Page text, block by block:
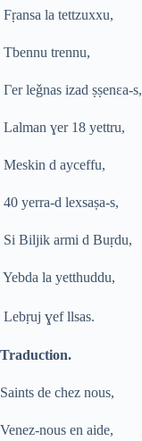
Fṛansa la tettzuxxu,
Tbennu trennu,
Γer leǧnas izad ṣṣenɛa-s,
Lalman ɣer 18 yettru,
Meskin d ayceffu,
40 yerra-d lexsaṣa-s,
Si Biljik armi d Buṛdu,
Yebda la yetthuddu,
Lebṛuj ɣef llsas.
Traduction.
Saints de chez nous,
Venez-nous en aide,